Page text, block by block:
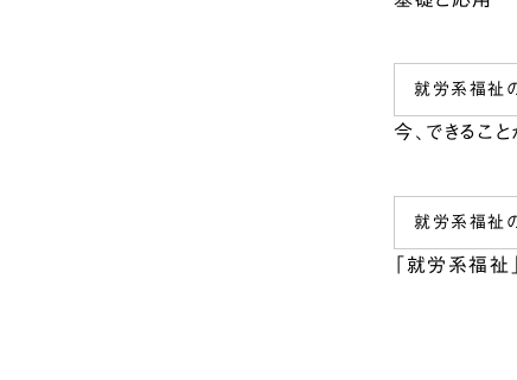
就労系福祉
今、できること
就労系福祉
「就労系福祉